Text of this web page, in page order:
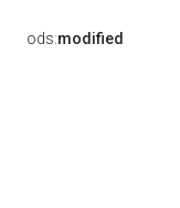
ods:modified